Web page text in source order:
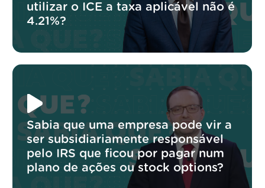
utilizar o ICE a taxa aplicável não é
4.21%?
Sabia que uma empresa pode vir a
ser subsidiariamente responsável
pelo IRS que ficou por pagar num
plano de ações ou stock options?